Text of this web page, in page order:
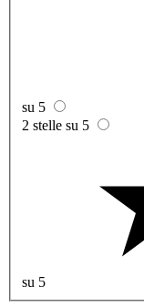
su 5
2 stelle su 5
su 5